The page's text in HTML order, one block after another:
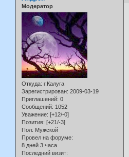
Модератор
Откуда: г.Калуга
Зарегистрирован: 2009-03-19
Приглашений: 0
Сообщений: 1052
Уважение: [+12/-0]
Позитив: [+21/-3]
Пол: Мужской
Провел на форуме:
8 дней 3 часа
Последний визит: